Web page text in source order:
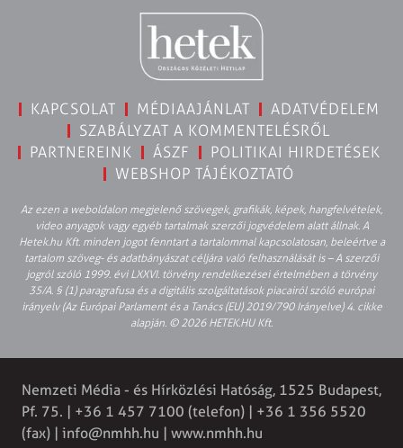
KAPCSOLAT MÉDIAAJÁNLAT
ADATVÉDELEM
SZABÁLYZAT A KOMMENTELÉSRŐL
PARTNEREINK
ÁSZF
POLITIKAI HIRDETÉSEK
WEBSHOP TÁJÉKOZTATÓ
Az ezen a weboldalon megjelenő szövegek, grafikák, képek, hangfelvételek,
video anyagok vagy egyéb tartalmak szerzői jogvédelem alatt állnak. A
Hetek.hu Kft. minden jogot fenntart a tartalommal kapcsolatosan, beleértve a
tartalom szöveg- és adatbányászat céljára való felhasználását is – A szerzői
jogról szóló 1999. évi LXXVI. törvény rendelkezései értelmében a törvény
35/A. § (1) paragrafusa és a digitális szolgáltatások piacairól szóló európai
irányelv (Az Európai Parlament és a Tanács (EU) 2019/790 Irányelve) 4. cikke
alapján. © 2026 HETEK.HU Kft.
Nemzeti Média - és Hírközlési Hatóság, 1525 Budapest,
Pf. 75. | +36 1 457 7100 (telefon) | +36 1 356 5520
(fax) | info@nmhh.hu | www.nmhh.hu